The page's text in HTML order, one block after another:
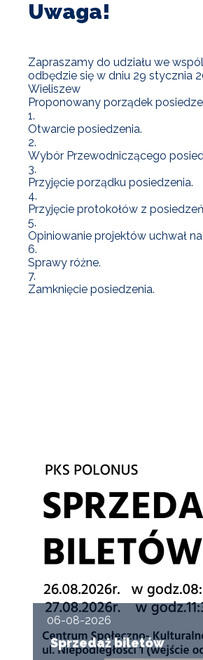
Uwaga!
Zapraszamy do udziału we
odbędzie się w dniu 29 stycznia
Wieliszew
Proponowany porządek
1.
Otwarcie posiedzenia.
2.
Wybór Przewodniczącego
3.
Przyjęcie porządku posiedzenia.
4.
Przyjęcie protokołów z
5.
Opiniowanie projektów uchwał
6.
Sprawy różne.
7.
Zamknięcie posiedzenia.
06-08-2026
Sprzedaż biletów